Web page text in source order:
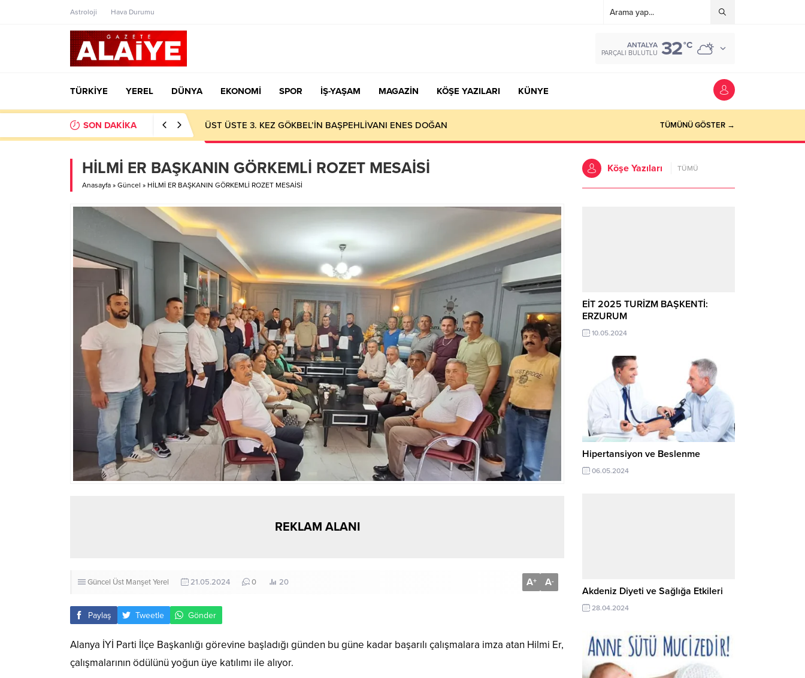
Astroloji Hava Durumu
ANTALYA
PARÇALI BULUTLU 32°C
TÜRKİYE YEREL DÜNYA EKONOMİ SPOR İŞ-YAŞAM MAGAZİN KÖŞE YAZILARI KÜNYE
SON DAKİKA ÜST ÜSTE 3. KEZ GÖKBEL’İN BAŞPEHLİVANI ENES DOĞAN TÜMÜNÜ GÖSTER →
HİLMİ ER BAŞKANIN GÖRKEMLİ ROZET MESAİSİ
Anasayfa » Güncel » HİLMİ ER BAŞKANIN GÖRKEMLİ ROZET MESAİSİ
REKLAM ALANI
Güncel Üst ManşetYerel 21.05.2024 0 20 A+ A-
Paylaş Tweetle Gönder
Alanya İYİ Parti İlçe Başkanlığı görevine başladığı günden bu güne kadar başarılı çalışmalara imza atan Hilmi Er,
çalışmalarının ödülünü yoğun üye katılımı ile alıyor.
Köşe Yazıları TÜMÜ
EİT 2025 TURİZM BAŞKENTİ:
ERZURUM
10.05.2024
Hipertansiyon ve Beslenme
06.05.2024
Akdeniz Diyeti ve Sağlığa Etkileri
28.04.2024